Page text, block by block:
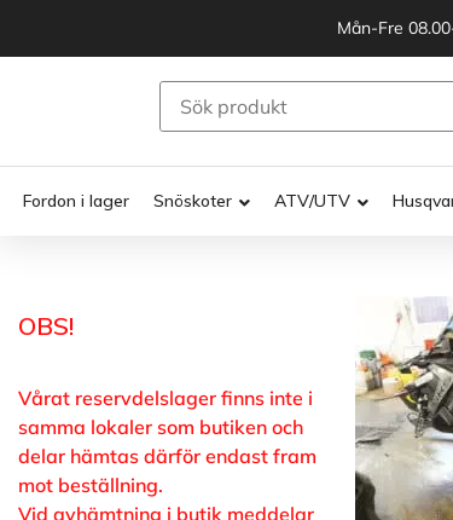
Mån-Fre
Fordon i lager Snöskoter ATV/UTV
OBS!
Vårat reservdelslager finns inte i
samma lokaler som butiken och
delar hämtas därför endast fram
mot beställning.
Vid avhämtning i butik meddelar